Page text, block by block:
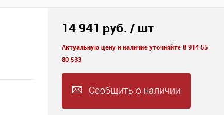
14 941 руб. / шт
Актуальную цену и наличие уточняйте 8 914 55
80 533
Сообщить о наличии